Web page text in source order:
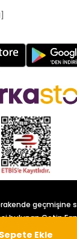
geçmişine
bulunan Çetin
kurulmuştur.